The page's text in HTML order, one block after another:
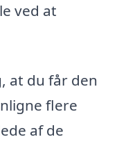
ved at
at du får den
flere
af de